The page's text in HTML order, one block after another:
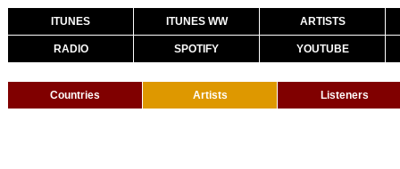
ITUNES ITUNES WW ARTISTS
RADIO SPOTIFY YOUTUBE
Countries Artists Listeners